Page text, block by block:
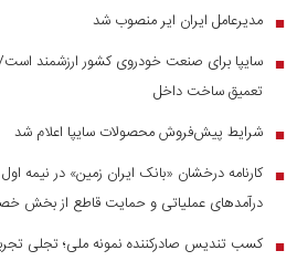
■ مدیرعامل ایران ایر منصوب شد
■ سایپا برای صنعت خودروی کشور ارزشمند
تعمیق ساخت داخل
■ شرایط پیش‌فروش محصولات سایپا اعلام شد
■
درآمد‌های عملیاتی و حمایت قاطع از بخش
■ کسب تندیس صادرکننده نمونه ملی؛ تجلی